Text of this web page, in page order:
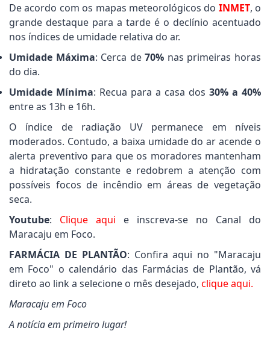
De acordo com os mapas meteorológicos do INMET, o
grande destaque para a tarde é o declínio acentuado
nos índices de umidade relativa do ar.
Umidade Máxima: Cerca de70% nas primeiras horas
do dia.
Umidade Mínima: Recua para a casa dos 30% a 40%
entre as 13h e 16h.
O índice de radiação UV permanece em níveis
moderados. Contudo, a baixa umidade do ar acende o
alerta preventivo para que os moradores mantenham
a hidratação constante e redobrem a atenção com
possíveis focos de incêndio em áreas de vegetação
seca.
Youtube: Clique aqui e inscreva-se no Canal do
Maracaju em Foco.
FARMÁCIA DE PLANTÃO: Confira aqui no "Maracaju
em Foco" o calendário das Farmácias de Plantão, vá
direto ao link a selecione o mês desejado, clique aqui.
Maracaju em Foco
A notícia em primeiro lugar!